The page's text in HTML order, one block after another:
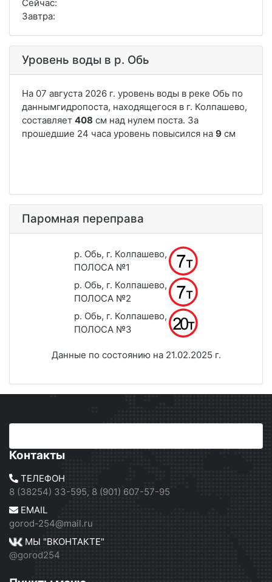
Сейчас:
Завтра:
Уровень воды в р. Обь
Паромная переправа
р. Обь, г. Колпашево,
ПОЛОСА №1
р. Обь, г. Колпашево,
ПОЛОСА №2
р. Обь, г. Колпашево,
ПОЛОСА №3
Данные по состоянию на 21.02.2025 г.
Контакты
ТЕЛЕФОН
8 (38254) 33-595, 8 (901) 607-57-95
EMAIL
gorod-254@mail.ru
МЫ "ВКОНТАКТЕ"
@gorod254